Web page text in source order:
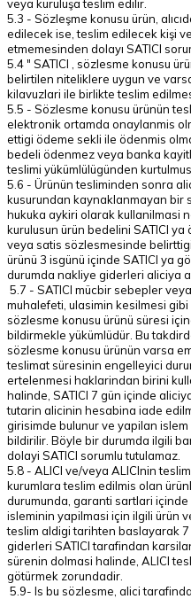
veya kuruluşa teslim edilir.
5.3 - Sözleşme konusu ürün,
edilecek ise, teslim edilecek kişi
etmemesinden dolayı SATICI
5.4 " SATICI , sözlesme konusu
belirtilen niteliklere uygun ve
kilavuzlari ile birlikte teslim
5.5 - Sözlesme konusu ürünün
elektronik ortamda onaylanmis
ettigi ödeme sekli ile ödenmis
bedeli ödenmez veya banka
teslimi yükümlülügünden
5.6 - Ürünün tesliminden sonra
kusurundan kaynaklanmayan bir
hukuka aykiri olarak kullanilmasi
kurulusun ürün bedelini SATICI
veya satis sözlesmesinde
ürünü 3 isgünü içinde SATICI ya
durumda nakliye giderleri aliciya
5.7 - SATICI mücbir sebepler
muhalefeti, ulasimin kesilmesi
sözlesme konusu ürünü süresi
bildirmekle yükümlüdür. Bu
sözlesme konusu ürünün varsa
teslimat süresinin engelleyici
ertelenmesi haklarindan birini
halinde, SATICI 7 gün içinde
tutarin alicinin hesabina iade
girisimde bulunur ve yapilan
bildirilir. Böyle bir durumda ilgili
dolayi SATICI sorumlu tutulamaz.
5.8 - ALICI ve/veya ALICInin
kurumlara teslim edilmis olan
durumunda, garanti sartlari
isleminin yapilmasi için ilgili ürün
teslim aldigi tarihten baslayarak
giderleri SATICI tarafindan
sürenin dolmasi halinde, ALICI
götürmek zorundadir.
5.9- Is bu sözlesme, alici